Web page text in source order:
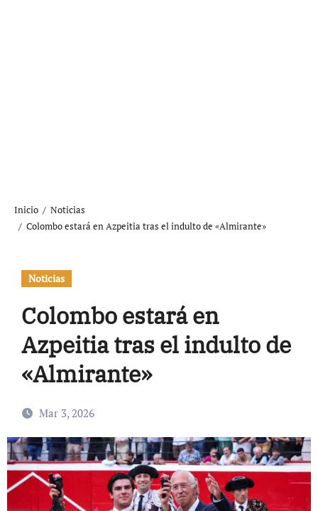
Inicio
Noticias
Colombo estará en Azpeitia tras el indulto de «Almirante»
Noticias
Colombo estará en
Azpeitia tras el indulto de
«Almirante»
Mar 3, 2026